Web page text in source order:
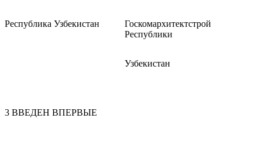
Республика Узбекистан
Госкомархитектстрой
Республики
Узбекистан
3 ВВЕДЕН ВПЕРВЫЕ